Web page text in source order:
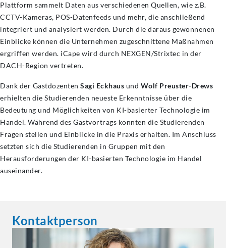
Plattform sammelt Daten aus verschiedenen Quellen, wie z.B.
CCTV-Kameras, POS-Datenfeeds und mehr, die anschließend
integriert und analysiert werden. Durch die daraus gewonnenen
Einblicke können die Unternehmen zugeschnittene Maßnahmen
ergriffen werden. iCape wird durch NEXGEN/Strixtec in der
DACH-Region vertreten.
Dank der Gastdozenten Sagi Eckhaus und Wolf Preuster-Drews
erhielten die Studierenden neueste Erkenntnisse über die
Bedeutung und Möglichkeiten von KI-basierter Technologie im
Handel. Während des Gastvortrags konnten die Studierenden
Fragen stellen und Einblicke in die Praxis erhalten. Im Anschluss
setzten sich die Studierenden in Gruppen mit den
Herausforderungen der KI-basierten Technologie im Handel
auseinander.
Kontaktperson